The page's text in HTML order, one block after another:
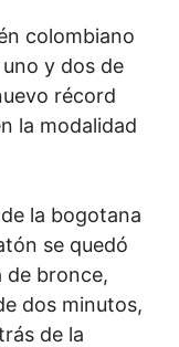
colombiano
y dos de
récord
la modalidad
la bogotana
se quedó
de bronce,
dos minutos,
de la